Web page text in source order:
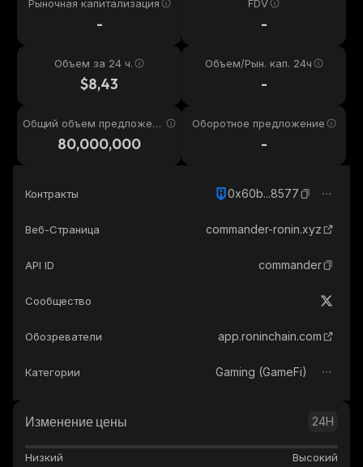
Рыночная капитализация
-
FDV
-
Объем за 24 ч.
$8,43
Объем/Рын. кап. 24ч
-
Общий объем предложени
80,000,000
Оборотное предложение
-
Контракты 0x60b...8577
Веб-Страница commander-ronin.xyz
API ID commander
Сообщество
Обозреватели app.roninchain.com
Категории Gaming (GameFi)
Изменение цены 24H
Низкий Высокий